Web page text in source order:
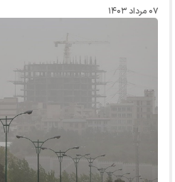
۰۷ مرداد ۱۴۰۳